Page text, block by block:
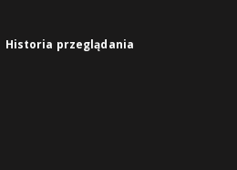
Historia przeglądania